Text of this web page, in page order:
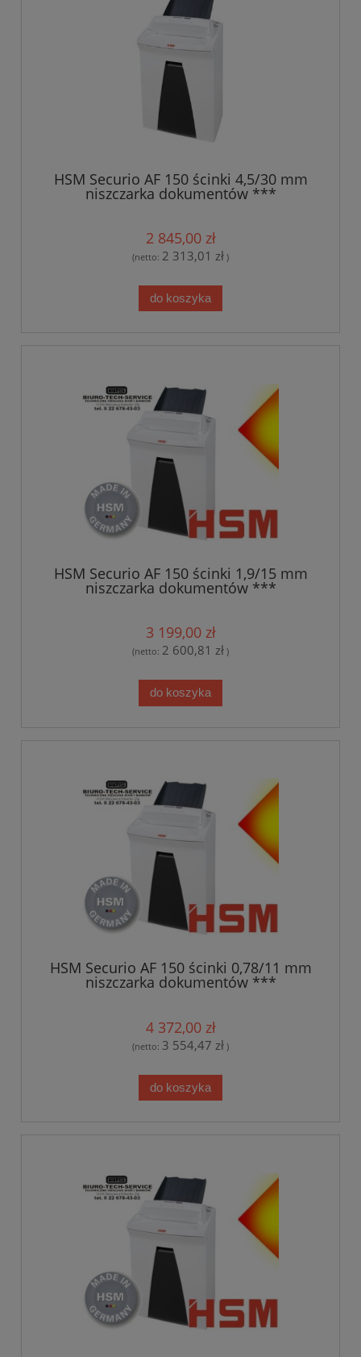
HSM Securio AF 150 ścinki 4,5/30 mm
niszczarka dokumentów ***
2 845,00 zł
(netto: 2 313,01 zł )
do koszyka
HSM Securio AF 150 ścinki 1,9/15 mm
niszczarka dokumentów ***
3 199,00 zł
(netto: 2 600,81 zł )
do koszyka
HSM Securio AF 150 ścinki 0,78/11 mm
niszczarka dokumentów ***
4 372,00 zł
(netto: 3 554,47 zł )
do koszyka